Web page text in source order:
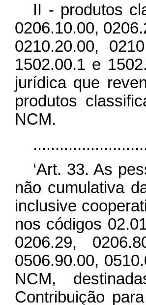
II - produtos
0206.10.00,
0210.20.00,
1502.00.1 e
jurídica que
produtos
NCM.
‘Art. 33. As
não cumulativa
inclusive
nos códigos
0206.29,
0506.90.00,
NCM,
Contribuição